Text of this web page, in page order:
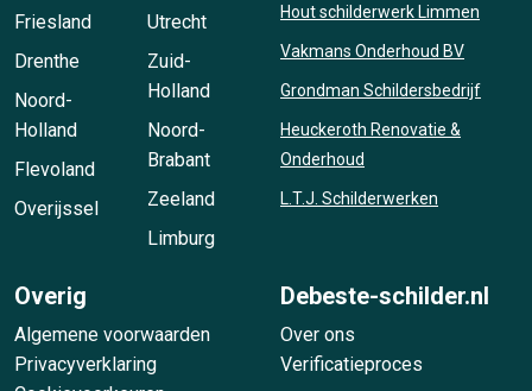
Friesland
Drenthe
Noord-
Holland
Flevoland
Overijssel
Utrecht
Zuid-
Holland
Noord-
Brabant
Zeeland
Limburg
Hout schilderwerk Limmen
Vakmans Onderhoud BV
Grondman Schildersbedrijf
Heuckeroth Renovatie &
Onderhoud
L.T.J. Schilderwerken
Overig
Algemene voorwaarden
Privacyverklaring
Debeste-schilder.nl
Over ons
Verificatieproces